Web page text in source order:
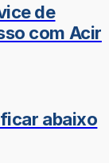
de
com Acir
abaixo